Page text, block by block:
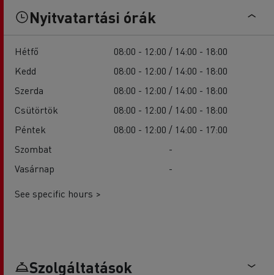
Nyitvatartási órák
Hétfő
08:00 - 12:00 / 14:00 - 18:00
Kedd
08:00 - 12:00 / 14:00 - 18:00
Szerda
08:00 - 12:00 / 14:00 - 18:00
Csütörtök
08:00 - 12:00 / 14:00 - 18:00
Péntek
08:00 - 12:00 / 14:00 - 17:00
Szombat
-
Vasárnap
-
See specific hours >
Szolgáltatások